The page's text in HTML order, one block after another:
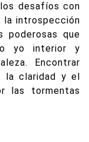
desafíos con
la introspección
poderosas que
yo interior y
Encontrar
la claridad y el
las tormentas